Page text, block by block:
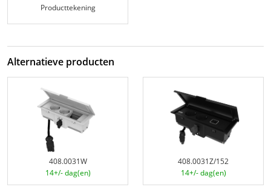
Producttekening
Alternatieve producten
408.0031W
14+/- dag(en)
408.0031Z/152
14+/- dag(en)